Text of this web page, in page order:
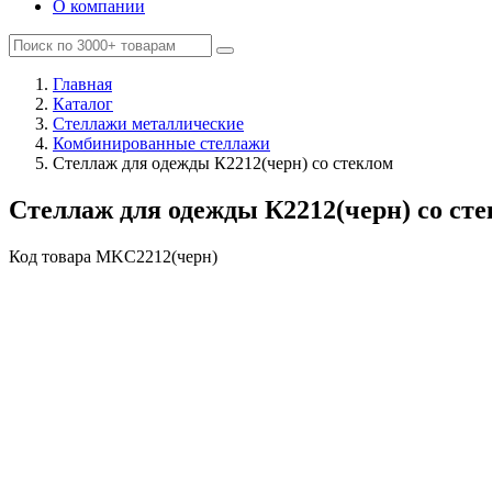
О компании
Главная
Каталог
Стеллажи металлические
Комбинированные стеллажи
Стеллаж для одежды К2212(черн) со стеклом
Стеллаж для одежды К2212(черн) со
Код товара MKC2212(черн)